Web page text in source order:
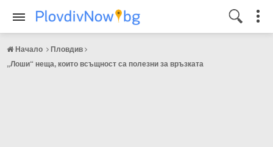
Начало
Пловдив
„Лоши“ неща, които всъщност са полезни за връзката